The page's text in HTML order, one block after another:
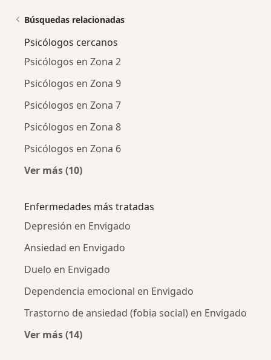
Búsquedas relacionadas
Psicólogos cercanos
Psicólogos en Zona 2
Psicólogos en Zona 9
Psicólogos en Zona 7
Psicólogos en Zona 8
Psicólogos en Zona 6
Ver más (10)
Enfermedades más tratadas
Depresión en Envigado
Ansiedad en Envigado
Duelo en Envigado
Dependencia emocional en Envigado
Trastorno de ansiedad (fobia social) en Envigado
Ver más (14)